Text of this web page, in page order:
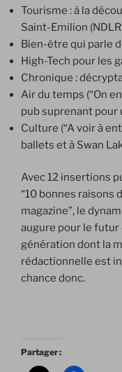
Tourisme : à la
Saint-Emilion
Bien-être qui parle
High-Tech pour les
Chronique :
Air du temps (“On
pub suprenant pour
Culture (“A voir à
ballets et à Swan
Avec 12 insertions
“10 bonnes raisons
magazine”, le
augure pour le futur
génération dont la
rédactionnelle est
chance donc.
Partager :